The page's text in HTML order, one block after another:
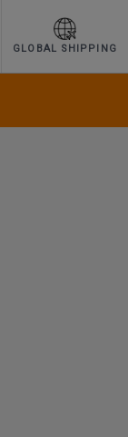
GLOBAL SHIPPING